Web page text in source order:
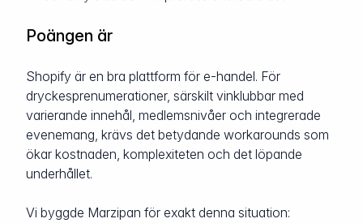
Poängen är
Shopify är en bra plattform för e-handel. För
dryckesprenumerationer, särskilt vinklubbar med
varierande innehål, medlemsnivåer och integrerade
evenemang, krävs det betydande workarounds som
ökar kostnaden, komplexiteten och det löpande
underhållet.
Vi byggde Marzipan för exakt denna situation: